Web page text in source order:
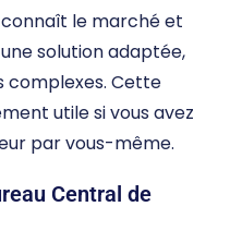
le marché et
solution adaptée,
complexes. Cette
utile si vous avez
par vous-même.
Central de